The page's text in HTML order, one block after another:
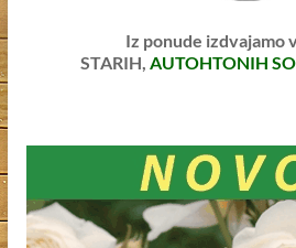
Iz ponude izdvajamo
STARIH,AUTOHTONIH